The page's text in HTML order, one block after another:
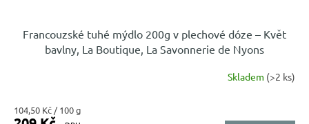
Francouzské tuhé mýdlo 200g v plechové dóze – Květ
bavlny, La Boutique, La Savonnerie de Nyons
Skladem (>2 ks)
Měrná
cena:
104,50 Kč / 100 g